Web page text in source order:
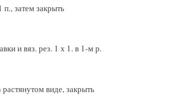
затем закрыть
и вяз. рез. 1 х 1. в 1-м р.
виде, закрыть